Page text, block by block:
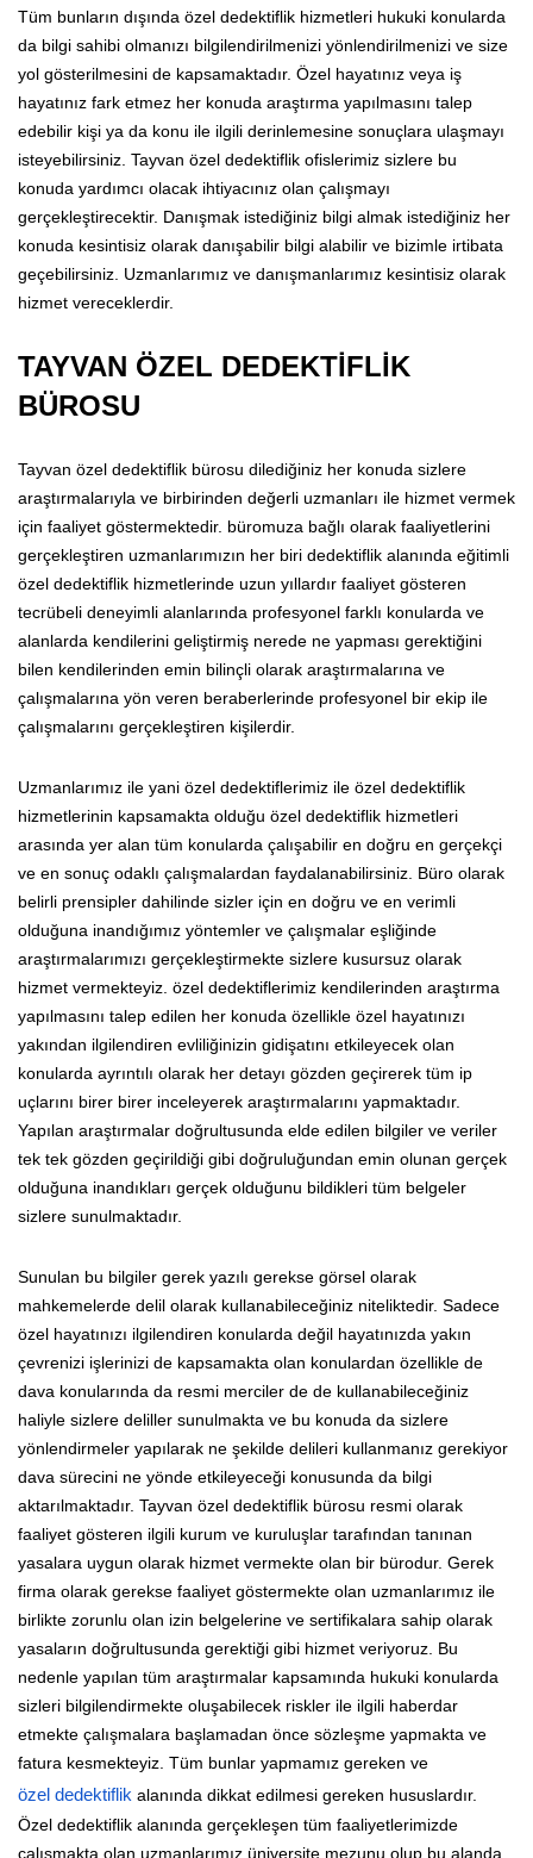
Tüm bunların dışında özel dedektiflik hizmetleri hukuki konularda
da bilgi sahibi olmanızı bilgilendirilmenizi yönlendirilmenizi ve size
yol gösterilmesini de kapsamaktadır. Özel hayatınız veya iş
hayatınız fark etmez her konuda araştırma yapılmasını talep
edebilir kişi ya da konu ile ilgili derinlemesine sonuçlara ulaşmayı
isteyebilirsiniz. Tayvan özel dedektiflik ofislerimiz sizlere bu
konuda yardımcı olacak ihtiyacınız olan çalışmayı
gerçekleştirecektir. Danışmak istediğiniz bilgi almak istediğiniz her
konuda kesintisiz olarak danışabilir bilgi alabilir ve bizimle irtibata
geçebilirsiniz. Uzmanlarımız ve danışmanlarımız kesintisiz olarak
hizmet vereceklerdir.
TAYVAN ÖZEL DEDEKTİFLİK
BÜROSU
Tayvan özel dedektiflik bürosu dilediğiniz her konuda sizlere
araştırmalarıyla ve birbirinden değerli uzmanları ile hizmet vermek
için faaliyet göstermektedir. büromuza bağlı olarak faaliyetlerini
gerçekleştiren uzmanlarımızın her biri dedektiflik alanında eğitimli
özel dedektiflik hizmetlerinde uzun yıllardır faaliyet gösteren
tecrübeli deneyimli alanlarında profesyonel farklı konularda ve
alanlarda kendilerini geliştirmiş nerede ne yapması gerektiğini
bilen kendilerinden emin bilinçli olarak araştırmalarına ve
çalışmalarına yön veren beraberlerinde profesyonel bir ekip ile
çalışmalarını gerçekleştiren kişilerdir.
Uzmanlarımız ile yani özel dedektiflerimiz ile özel dedektiflik
hizmetlerinin kapsamakta olduğu özel dedektiflik hizmetleri
arasında yer alan tüm konularda çalışabilir en doğru en gerçekçi
ve en sonuç odaklı çalışmalardan faydalanabilirsiniz. Büro olarak
belirli prensipler dahilinde sizler için en doğru ve en verimli
olduğuna inandığımız yöntemler ve çalışmalar eşliğinde
araştırmalarımızı gerçekleştirmekte sizlere kusursuz olarak
hizmet vermekteyiz. özel dedektiflerimiz kendilerinden araştırma
yapılmasını talep edilen her konuda özellikle özel hayatınızı
yakından ilgilendiren evliliğinizin gidişatını etkileyecek olan
konularda ayrıntılı olarak her detayı gözden geçirerek tüm ip
uçlarını birer birer inceleyerek araştırmalarını yapmaktadır.
Yapılan araştırmalar doğrultusunda elde edilen bilgiler ve veriler
tek tek gözden geçirildiği gibi doğruluğundan emin olunan gerçek
olduğuna inandıkları gerçek olduğunu bildikleri tüm belgeler
sizlere sunulmaktadır.
Sunulan bu bilgiler gerek yazılı gerekse görsel olarak
mahkemelerde delil olarak kullanabileceğiniz niteliktedir. Sadece
özel hayatınızı ilgilendiren konularda değil hayatınızda yakın
çevrenizi işlerinizi de kapsamakta olan konulardan özellikle de
dava konularında da resmi merciler de de kullanabileceğiniz
haliyle sizlere deliller sunulmakta ve bu konuda da sizlere
yönlendirmeler yapılarak ne şekilde delileri kullanmanız gerekiyor
dava sürecini ne yönde etkileyeceği konusunda da bilgi
aktarılmaktadır. Tayvan özel dedektiflik bürosu resmi olarak
faaliyet gösteren ilgili kurum ve kuruluşlar tarafından tanınan
yasalara uygun olarak hizmet vermekte olan bir bürodur. Gerek
firma olarak gerekse faaliyet göstermekte olan uzmanlarımız ile
birlikte zorunlu olan izin belgelerine ve sertifikalara sahip olarak
yasaların doğrultusunda gerektiği gibi hizmet veriyoruz. Bu
nedenle yapılan tüm araştırmalar kapsamında hukuki konularda
sizleri bilgilendirmekte oluşabilecek riskler ile ilgili haberdar
etmekte çalışmalara başlamadan önce sözleşme yapmakta ve
fatura kesmekteyiz. Tüm bunlar yapmamız gereken ve
özel dedektiflik alanında dikkat edilmesi gereken hususlardır.
Özel dedektiflik alanında gerçekleşen tüm faaliyetlerimizde
çalışmakta olan uzmanlarımız üniversite mezunu olup bu alanda